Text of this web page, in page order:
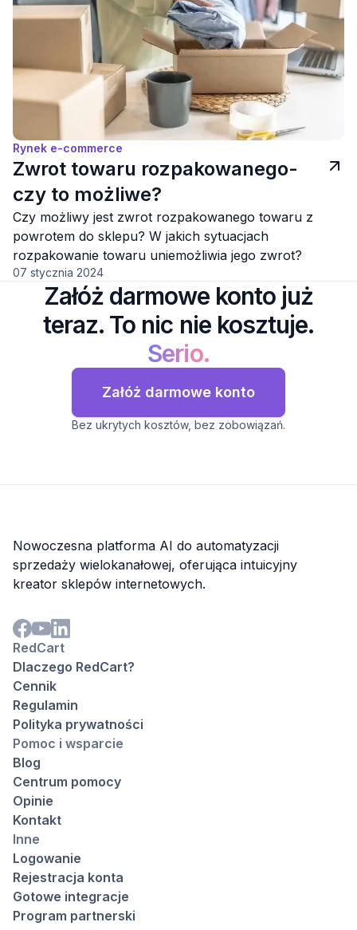
Rynek e-commerce
Zwrot towaru rozpakowanego-
czy to możliwe?
Czy możliwy jest zwrot rozpakowanego towaru z
powrotem do sklepu? W jakich sytuacjach
rozpakowanie towaru uniemożliwia jego zwrot?
07 stycznia 2024
Załóż darmowe konto już
teraz. To nic nie kosztuje.
Serio.
Załóż darmowe konto
Bez ukrytych kosztów, bez zobowiązań.
Nowoczesna platforma AI do automatyzacji
sprzedaży wielokanałowej, oferująca intuicyjny
kreator sklepów internetowych.
RedCart
Dlaczego RedCart?
Cennik
Regulamin
Polityka prywatności
Pomoc i wsparcie
Blog
Centrum pomocy
Opinie
Kontakt
Inne
Logowanie
Rejestracja konta
Gotowe integracje
Program partnerski